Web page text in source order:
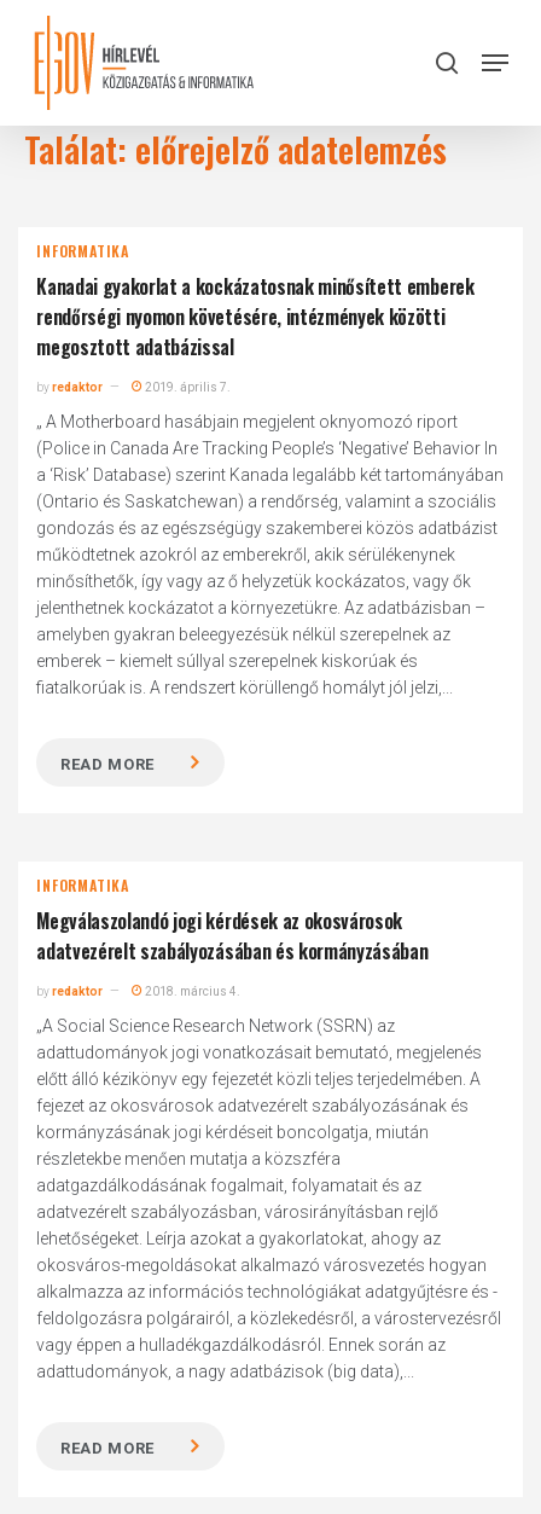
content
search
Menu
Találat: előrejelző adatelemzés
INFORMATIKA
Kanadai gyakorlat a kockázatosnak minősített emberek
rendőrségi nyomon követésére, intézmények közötti
megosztott adatbázissal
byredaktor 2019. április 7.
„ A Motherboard hasábjain megjelent oknyomozó riport
(Police in Canada Are Tracking People’s ‘Negative’ Behavior In
a ‘Risk’ Database) szerint Kanada legalább két tartományában
(Ontario és Saskatchewan) a rendőrség, valamint a szociális
gondozás és az egészségügy szakemberei közös adatbázist
működtetnek azokról az emberekről, akik sérülékenynek
minősíthetők, így vagy az ő helyzetük kockázatos, vagy ők
jelenthetnek kockázatot a környezetükre. Az adatbázisban –
amelyben gyakran beleegyezésük nélkül szerepelnek az
emberek – kiemelt súllyal szerepelnek kiskorúak és
fiatalkorúak is. A rendszert körüllengő homályt jól jelzi,...
READ MORE
INFORMATIKA
Megválaszolandó jogi kérdések az okosvárosok
adatvezérelt szabályozásában és kormányzásában
byredaktor 2018. március 4.
„A Social Science Research Network (SSRN) az
adattudományok jogi vonatkozásait bemutató, megjelenés
előtt álló kézikönyv egy fejezetét közli teljes terjedelmében. A
fejezet az okosvárosok adatvezérelt szabályozásának és
kormányzásának jogi kérdéseit boncolgatja, miután
részletekbe menően mutatja a közszféra
adatgazdálkodásának fogalmait, folyamatait és az
adatvezérelt szabályozásban, városirányításban rejlő
lehetőségeket. Leírja azokat a gyakorlatokat, ahogy az
okosváros-megoldásokat alkalmazó városvezetés hogyan
alkalmazza az információs technológiákat adatgyűjtésre és -
feldolgozásra polgárairól, a közlekedésről, a várostervezésről
vagy éppen a hulladékgazdálkodásról. Ennek során az
adattudományok, a nagy adatbázisok (big data),...
READ MORE
Close